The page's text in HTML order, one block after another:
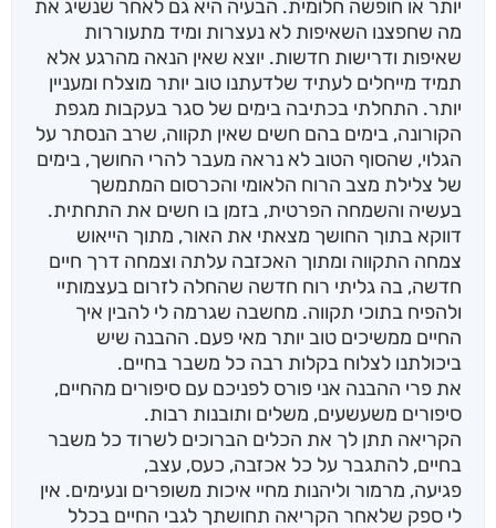
יותר או חופשה חלומית. הבעיה היא גם לאחר שנשיג את
מה שחפצנו השאיפות לא נעצרות ומיד מתעוררות
שאיפות ודרישות חדשות. יוצא שאין הנאה מהרגע אלא
תמיד מייחלים לעתיד שלדעתנו טוב יותר מוצלח ומעניין
יותר. התחלתי בכתיבה בימים של סגר בעקבות מגפת
הקורונה, בימים בהם חשים שאין תקווה, שרב הנסתר על
הגלוי, שהסוף הטוב לא נראה מעבר להרי החושך, בימים
של צלילת מצב הרוח הלאומי והכרסום המתמשך
בעשיה והשמחה הפרטית, בזמן בו חשים את התחתית.
דווקא בתוך החושך מצאתי את האור, מתוך הייאוש
צמחה התקווה ומתוך האכזבה עלתה וצמחה דרך חיים
חדשה, בה גליתי רוח חדשה שהחלה לזרום בעצמותיי
ולהפיח בתוכי תקווה. מחשבה שגרמה לי להבין איך
החיים ממשיכים טוב יותר מאי פעם. ההבנה שיש
ביכולתנו לצלוח בקלות רבה כל משבר בחיים.
את פרי ההבנה אני פורס לפניכם עם סיפורים מהחיים,
סיפורים משעשעים, משלים ותובנות רבות.
הקריאה תתן לך את הכלים הברוכים לשרוד כל משבר
בחיים, להתגבר על כל אכזבה, כעס, עצב,
פגיעה, מרמור וליהנות מחיי איכות משופרים ונעימים. אין
לי ספק שלאחר הקריאה תחושתך לגבי החיים בכלל